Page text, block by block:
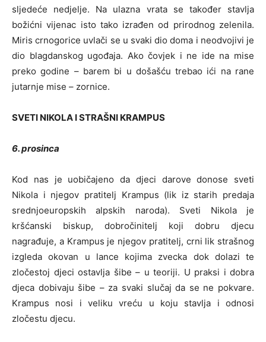
sljedeće nedjelje. Na ulazna vrata se također stavlja
božićni vijenac isto tako izrađen od prirodnog zelenila.
Miris crnogorice uvlači se u svaki dio doma i neodvojivi je
dio blagdanskog ugođaja. Ako čovjek i ne ide na mise
preko godine – barem bi u došašću trebao ići na rane
jutarnje mise – zornice.
SVETI NIKOLA I STRAŠNI KRAMPUS
6. prosinca
Kod nas je uobičajeno da djeci darove donose sveti
Nikola i njegov pratitelj Krampus (lik iz starih predaja
srednjoeuropskih alpskih naroda). Sveti Nikola je
kršćanski biskup, dobročinitelj koji dobru djecu
nagrađuje, a Krampus je njegov pratitelj, crni lik strašnog
izgleda okovan u lance kojima zvecka dok dolazi te
zločestoj djeci ostavlja šibe – u teoriji. U praksi i dobra
djeca dobivaju šibe – za svaki slučaj da se ne pokvare.
Krampus nosi i veliku vreću u koju stavlja i odnosi
zločestu djecu.